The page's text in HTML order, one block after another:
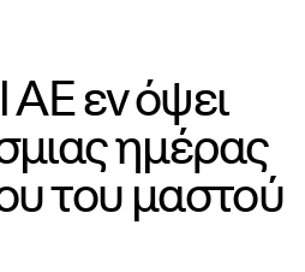
εν όψει
ημέρας
του μαστού